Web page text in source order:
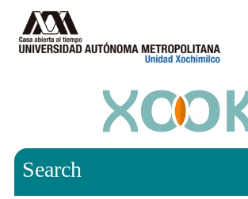
Search